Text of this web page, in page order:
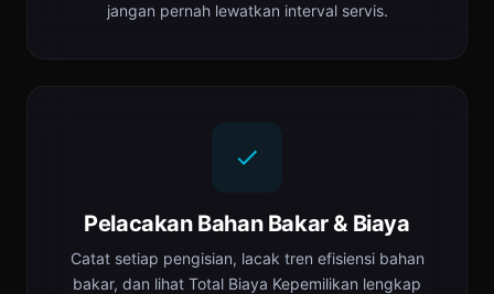
jangan pernah lewatkan interval servis.
Pelacakan Bahan Bakar & Biaya
Catat setiap pengisian, lacak tren efisiensi bahan
bakar, dan lihat Total Biaya Kepemilikan lengkap